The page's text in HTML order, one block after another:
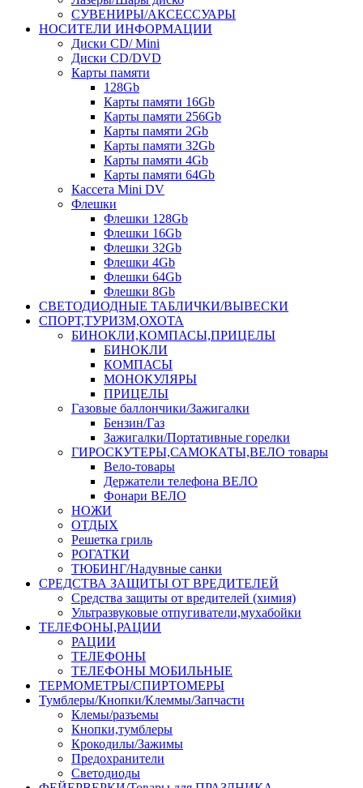
СУВЕНИРЫ/АКСЕССУАРЫ
НОСИТЕЛИ ИНФОРМАЦИИ
Диски CD/ Mini
Диски CD/DVD
Карты памяти
128Gb
Карты памяти 16Gb
Карты памяти 256Gb
Карты памяти 2Gb
Карты памяти 32Gb
Карты памяти 4Gb
Карты памяти 64Gb
Кассета Mini DV
Флешки
Флешки 128Gb
Флешки 16Gb
Флешки 32Gb
Флешки 4Gb
Флешки 64Gb
Флешки 8Gb
СВЕТОДИОДНЫЕ ТАБЛИЧКИ/ВЫВЕСКИ
СПОРТ,ТУРИЗМ,ОХОТА
БИНОКЛИ,КОМПАСЫ,ПРИЦЕЛЫ
БИНОКЛИ
КОМПАСЫ
МОНОКУЛЯРЫ
ПРИЦЕЛЫ
Газовые баллончики/Зажигалки
Бензин/Газ
Зажигалки/Портативные горелки
ГИРОСКУТЕРЫ,САМОКАТЫ,ВЕЛО товары
Вело-товары
Держатели телефона ВЕЛО
Фонари ВЕЛО
НОЖИ
ОТДЫХ
Решетка гриль
РОГАТКИ
ТЮБИНГ/Надувные санки
СРЕДСТВА ЗАЩИТЫ ОТ ВРЕДИТЕЛЕЙ
Средства защиты от вредителей (химия)
Ультразвуковые отпугиватели,мухабойки
ТЕЛЕФОНЫ,РАЦИИ
РАЦИИ
ТЕЛЕФОНЫ
ТЕЛЕФОНЫ МОБИЛЬНЫЕ
ТЕРМОМЕТРЫ/СПИРТОМЕРЫ
Тумблеры/Кнопки/Клеммы/Запчасти
Клемы/разъемы
Кнопки,тумблеры
Крокодилы/Зажимы
Предохранители
Светодиоды